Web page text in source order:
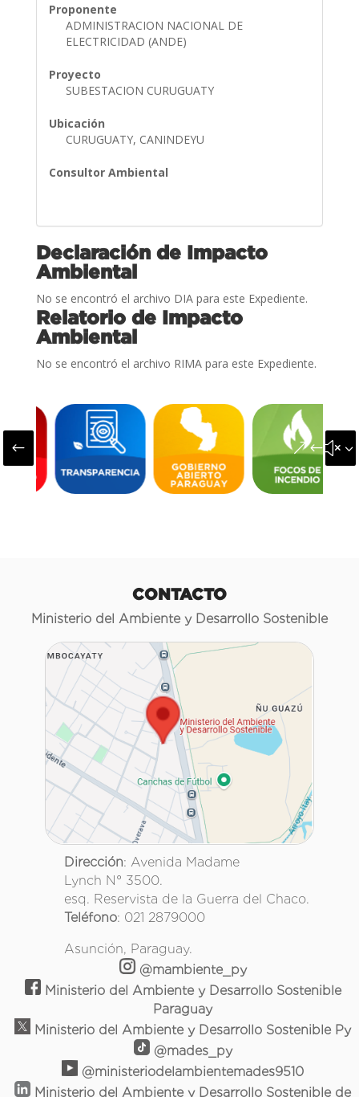
Proponente
ADMINISTRACION NACIONAL DE
ELECTRICIDAD (ANDE)
Proyecto
SUBESTACION CURUGUATY
Ubicación
CURUGUATY, CANINDEYU
Consultor Ambiental
Declaración de Impacto
Ambiental
No se encontró el archivo DIA para este Expediente.
Relatorio de Impacto
Ambiental
No se encontró el archivo RIMA para este Expediente.
#
CONTACTO
Ministerio del Ambiente y Desarrollo Sostenible
Dirección: Avenida Madame
Lynch N° 3500.
esq. Reservista de la Guerra del Chaco.
Teléfono: 021 2879000
Asunción, Paraguay.
@mambiente_py
Ministerio del Ambiente y Desarrollo Sostenible
Paraguay
Ministerio del Ambiente y Desarrollo Sostenible Py
@mades_py
@ministeriodelambientemades9510
Ministerio del Ambiente y Desarrollo Sostenible de